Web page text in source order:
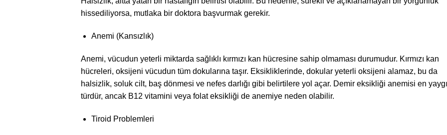
hissediliyorsa, mutlaka bir doktora başvurmak gerekir.
Anemi (Kansızlık)
Anemi, vücudun yeterli miktarda sağlıklı kırmızı kan hücresine sahip olmaması durumudur. Kırmızı kan
hücreleri, oksijeni vücudun tüm dokularına taşır. Eksikliklerinde, dokular yeterli oksijeni alamaz, bu da
halsizlik, soluk cilt, baş dönmesi ve nefes darlığı gibi belirtilere yol açar. Demir eksikliği anemisi en
türdür, ancak B12 vitamini veya folat eksikliği de anemiye neden olabilir.
Tiroid Problemleri